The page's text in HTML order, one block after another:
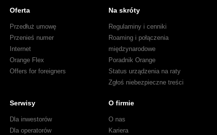
Oferta
Przedłuż umowę
Przenieś numer
Internet
Orange Flex
Offers for foreigners
Na skróty
Regulaminy i cenniki
Roaming i połączenia
międzynarodowe
Poradnik Orange
Status urządzenia na raty
Zgłoś niebezpieczne treści
Serwisy
Dla inwestorów
Dla operatorów
O firmie
O nas
Kariera